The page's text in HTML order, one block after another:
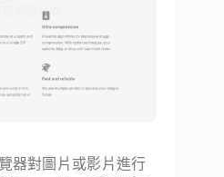
器對圖片或影片進行